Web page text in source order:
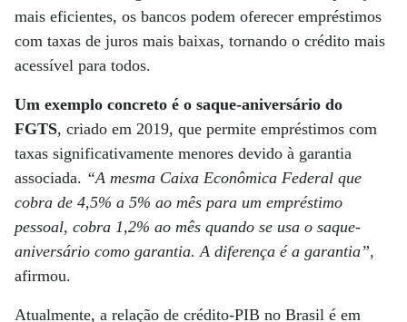
mais eficientes, os bancos podem oferecer empréstimos
com taxas de juros mais baixas, tornando o crédito mais
acessível para todos.
Um exemplo concreto é o saque-aniversário do
FGTS, criado em 2019, que permite empréstimos com
taxas significativamente menores devido à garantia
associada. “A mesma Caixa Econômica Federal que
cobra de 4,5% a 5% ao mês para um empréstimo
pessoal, cobra 1,2% ao mês quando se usa o saque-
aniversário como garantia. A diferença é a garantia”,
afirmou.
Atualmente, a relação de crédito-PIB no Brasil é em